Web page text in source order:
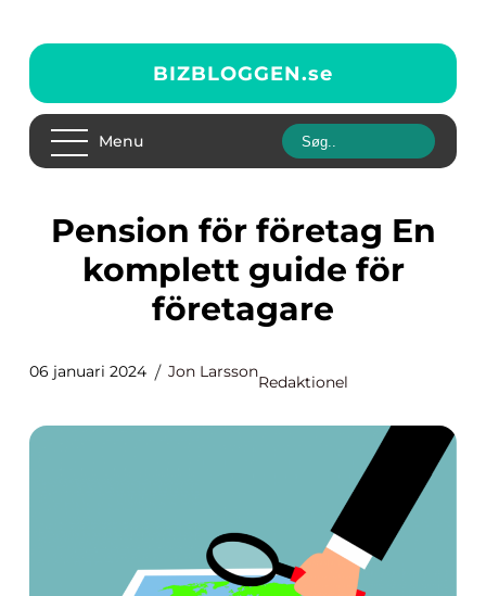
BIZBLOGGEN.se
Menu
Pension för företag En
komplett guide för
företagare
06 januari 2024 Jon Larsson
Redaktionel